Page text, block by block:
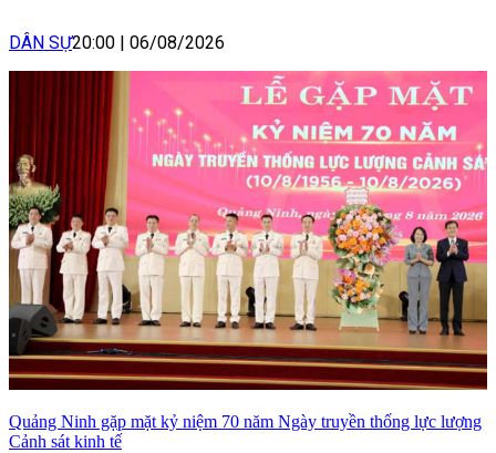
DÂN SỰ20:00 06/08/2026
Quảng Ninh gặp mặt kỷ niệm 70 năm Ngày truyền thống lực lượng
Cảnh sát kinh tế